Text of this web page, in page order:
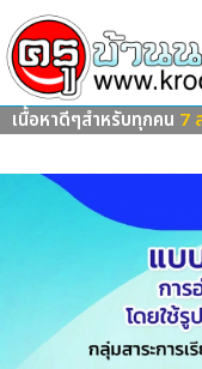
เนื้อหาดีๆสำหรับทุกคน 7